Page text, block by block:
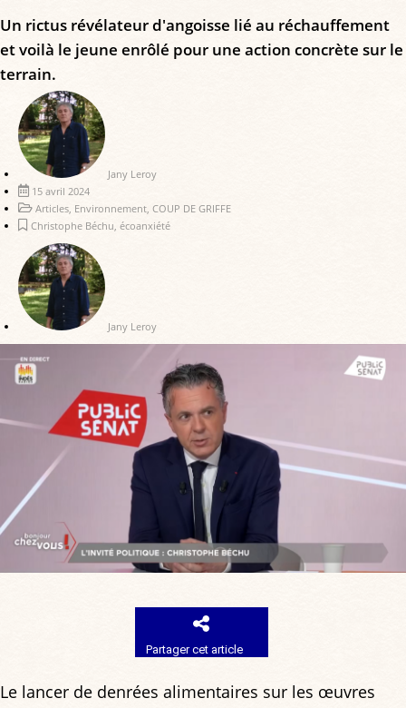
Un rictus révélateur d'angoisse lié au réchauffement
et voilà le jeune enrôlé pour une action concrète sur le
terrain.
Jany Leroy
15 avril 2024
Articles, Environnement, COUP DE GRIFFE
Christophe Béchu, écoanxiété
Jany Leroy
Partager cet article
Le lancer de denrées alimentaires sur les œuvres